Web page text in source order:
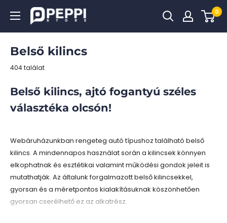
Peppi.hu 0
Belső kilincs
404 találat
Belső kilincs, ajtó fogantyú széles
választéka olcsón!
Webáruházunkban rengeteg autó típushoz található belső
kilincs. A mindennapos használat során a kilincsek könnyen
elkophatnak és esztétikai valamint működési gondok jeleit is
mutathatják. Az általunk forgalmazott belső kilincsekkel,
gyorsan és a méretpontos kialakításuknak köszönhetően
gyorsan cserélhető ez az alkatrész.